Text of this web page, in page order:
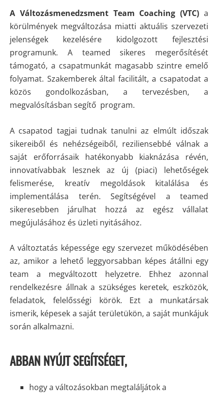
A VáltozásmenedzsmentTeam Coaching (VTC) a
körülmények megváltozása miatti aktuális szervezeti
jelenségek kezelésére kidolgozott fejlesztési
programunk. A teamed sikeres megerősítését
támogató, a csapatmunkát magasabb szintre emelő
folyamat. Szakemberek által facilitált, a csapatodat a
közös gondolkozásban, a tervezésben, a
megvalósításban segítő program.
A csapatod tagjai tudnak tanulni az elmúlt időszak
sikereiből és nehézségeiből, reziliensebbé válnak a
saját erőforrásaik hatékonyabb kiaknázása révén,
innovatívabbak lesznek az új (piaci) lehetőségek
felismerése, kreatív megoldások kitalálása és
implementálása terén. Segítségével a teamed
sikeresebben járulhat hozzá az egész vállalat
megújulásához és üzleti nyitásához.
A változtatás képessége egy szervezet működésében
az, amikor a lehető leggyorsabban képes átállni egy
team a megváltozott helyzetre. Ehhez azonnal
rendelkezésre állnak a szükséges keretek, eszközök,
feladatok, felelősségi körök. Ezt a munkatársak
ismerik, képesek a saját területükön, a saját munkájuk
során alkalmazni.
ABBAN NYÚJT SEGÍTSÉGET,
hogy a változásokban megtaláljátok a